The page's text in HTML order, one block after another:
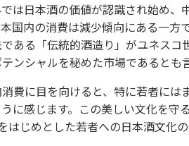
は日本酒の価値が認識され始め
国内の消費は減少傾向にある一
ある「伝統的酒造り」がユネス
ンシャルを秘めた市場であるとも
費に目を向けると、特に若者に
に感じます。この美しい文化を
はじめとした若者への日本酒文化